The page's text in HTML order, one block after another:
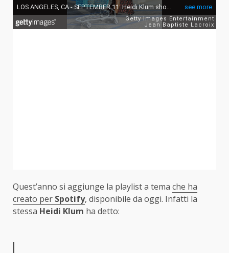
Quest’anno si aggiunge la playlist a tema che ha
creato per Spotify, disponibile da oggi. Infatti la
stessa Heidi Klum ha detto: